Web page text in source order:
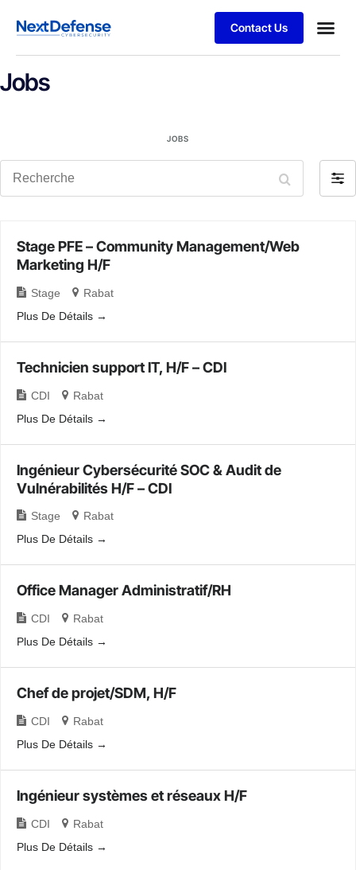
Contact Us
Jobs
JOBS
Recherche
par
Stage PFE – Community Management/Web
Marketing H/F
Stage
Rabat
Plus De Détails
Technicien support IT, H/F – CDI
CDI
Rabat
Plus De Détails
Ingénieur Cybersécurité SOC & Audit de
Vulnérabilités H/F – CDI
Stage
Rabat
Plus De Détails
Office Manager Administratif/RH
CDI
Rabat
Plus De Détails
Chef de projet/SDM, H/F
CDI
Rabat
Plus De Détails
Ingénieur systèmes et réseaux H/F
CDI
Rabat
Plus De Détails